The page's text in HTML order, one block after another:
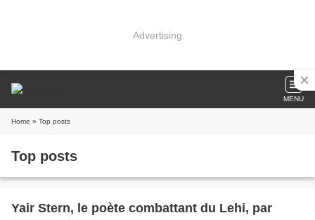
Advertising
MENU
Home » Top posts
Top posts
Yair Stern, le poète combattant du Lehi, par